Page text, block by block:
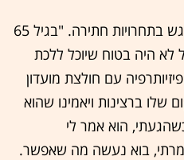
אלוורז מספר על ספורטאי שפגש בתחרויות חתירה. "בגיל 65
לא היה בטוח שיוכל ללכת
עם חולצת מועדון
שלו ברצינות ויאמינו שהוא
הוא אמר לי
בוא נעשה מה שאפשר.